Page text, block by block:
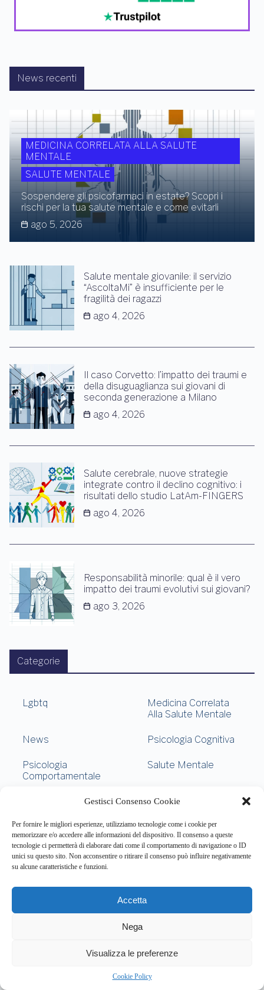
Gestisci Consenso Cookie
Per fornire le migliori esperienze, utilizziamo tecnologie come i cookie per
memorizzare e/o accedere alle informazioni del dispositivo. Il consenso a queste
tecnologie ci permetterà di elaborare dati come il comportamento di navigazione o ID
unici su questo sito. Non acconsentire o ritirare il consenso può influire negativamente
su alcune caratteristiche e funzioni.
Accetta
Nega
Visualizza le preferenze
Cookie Policy
News recenti
MEDICINA CORRELATA ALLA SALUTE
MENTALE
SALUTE MENTALE
Sospendere gli psicofarmaci in estate? Scopri i
rischi per la tua salute mentale e come evitarli
ago 5, 2026
Salute mentale giovanile: il servizio
“AscoltaMi” è insufficiente per le
fragilità dei ragazzi
ago 4, 2026
Il caso Corvetto: l’impatto dei traumi e
della disuguaglianza sui giovani di
seconda generazione a Milano
ago 4, 2026
Salute cerebrale, nuove strategie
integrate contro il declino cognitivo: i
risultati dello studio LatAm-FINGERS
ago 4, 2026
Responsabilità minorile: qual è il vero
impatto dei traumi evolutivi sui giovani?
ago 3, 2026
Categorie
Lgbtq
Medicina Correlata
Alla Salute Mentale
News Psicologia Cognitiva
Psicologia
Comportamentale
Salute Mentale
About this website
Respira.re
ogni giorno trova per te le notizie più importanti su
psicologia e salute mentale.
bullet-network.com